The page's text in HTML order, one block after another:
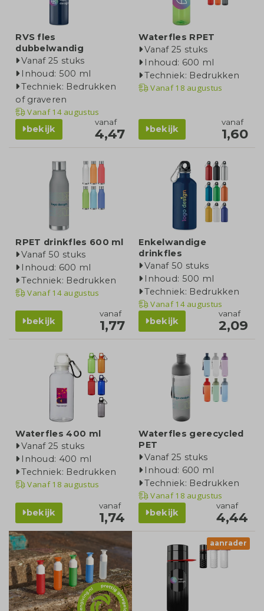
RVS fles
dubbelwandig
Vanaf 25 stuks
Inhoud: 500 ml
Techniek: Bedrukken
of graveren
Vanaf14 augustus
bekijk
vanaf
4,47
Waterfles RPET
Vanaf 25 stuks
Inhoud: 600 ml
Techniek: Bedrukken
Vanaf18 augustus
bekijk
vanaf
1,60
RPET drinkfles 600 ml
Vanaf 50 stuks
Inhoud: 600 ml
Techniek: Bedrukken
Vanaf14 augustus
bekijk
vanaf
1,77
Enkelwandige
drinkfles
Vanaf 50 stuks
Inhoud: 500 ml
Techniek: Bedrukken
Vanaf14 augustus
bekijk
vanaf
2,09
Waterfles 400 ml
Vanaf 25 stuks
Inhoud: 400 ml
Techniek: Bedrukken
Vanaf18 augustus
bekijk
vanaf
1,74
Waterfles gerecycled
PET
Vanaf 25 stuks
Inhoud: 600 ml
Techniek: Bedrukken
Vanaf18 augustus
bekijk
vanaf
4,44
product
aanrader